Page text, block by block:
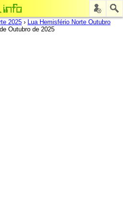
2025 › Lua Hemisfério Norte Outubro
Outubro de 2025